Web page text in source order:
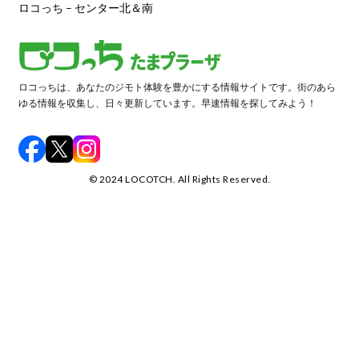
ロコっち – センター北＆南
ロコっちは、あなたのジモト体験を豊かにする情報サイトです。街のあら
ゆる情報を収集し、日々更新しています。早速情報を探してみよう！
©️ 2024 LOCOTCH. All Rights Reserved.